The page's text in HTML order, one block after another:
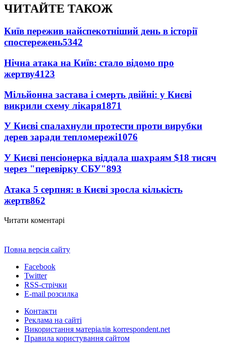
ЧИТАЙТЕ ТАКОЖ
Київ пережив найспекотніший день в історії
спостережень5342
Нічна атака на Київ: стало відомо про
жертву4123
Мільйонна застава і смерть двійні: у Києві
викрили схему лікаря1871
У Києві спалахнули протести проти вирубки
дерев заради тепломережі1076
У Києві пенсіонерка віддала шахраям $18 тисяч
через "перевірку СБУ"893
Атака 5 серпня: в Києві зросла кількість
жертв862
Читати коментарі
Повна версія сайту
Facebook
Twitter
RSS-стрічки
E-mail розсилка
Контакти
Реклама на сайті
Використання матеріалів korrespondent.net
Правила користування сайтом